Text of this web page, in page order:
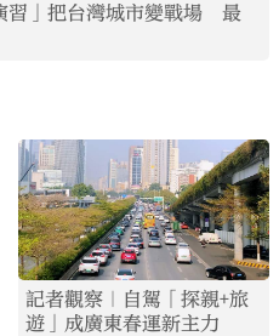
習」把台灣城市變戰場 最
記者觀察｜自駕「探親+旅
遊」成廣東春運新主力